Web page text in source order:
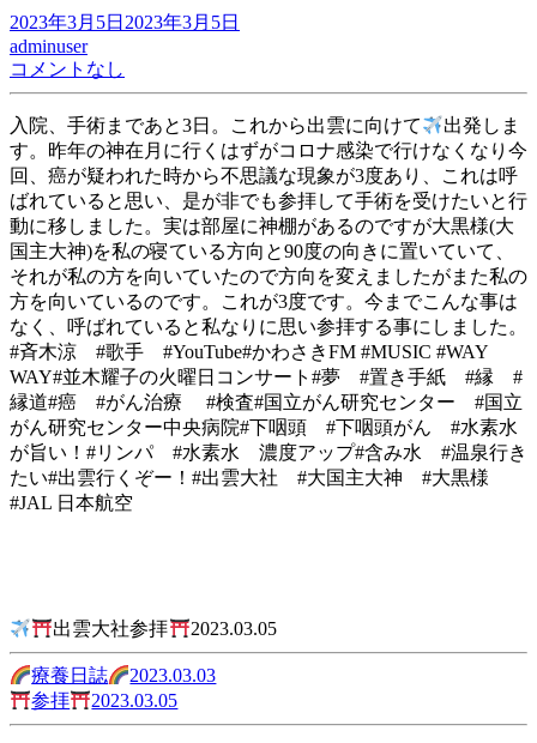
2023年3月5日 2023年3月5日
adminuser
コメントなし
入院、手術まであと3日。これから出雲に向けて
出発しま
す。昨年の神在月に行くはずがコロナ感染で行けなくなり今
回、癌が疑われた時から不思議な現象が3度あり、これは呼
ばれていると思い、是が非でも参拝して手術を受けたいと行
動に移しました。実は部屋に神棚があるのですが大黒様(大
国主大神)を私の寝ている方向と90度の向きに置いていて、
それが私の方を向いていたので方向を変えましたがまた私の
方を向いているのです。これが3度です。今までこんな事は
なく、呼ばれていると私なりに思い参拝する事にしました。
#斉木涼 #歌手 #YouTube#かわさきFM #MUSIC #WAY
WAY#並木耀子の火曜日コンサート#夢 #置き手紙 #縁 #
縁道#癌 #がん治療 #検査#国立がん研究センター #国立
がん研究センター中央病院#下咽頭 #下咽頭がん #水素水
が旨い！#リンパ #水素水 濃度アップ#含み水 #温泉行き
たい#出雲行くぞー！#出雲大社 #大国主大神 #大黒様
#JAL 日本航空
出雲大社参拝 2023.03.05
投
稿
療養日誌
2023.03.03
参拝
2023.03.05